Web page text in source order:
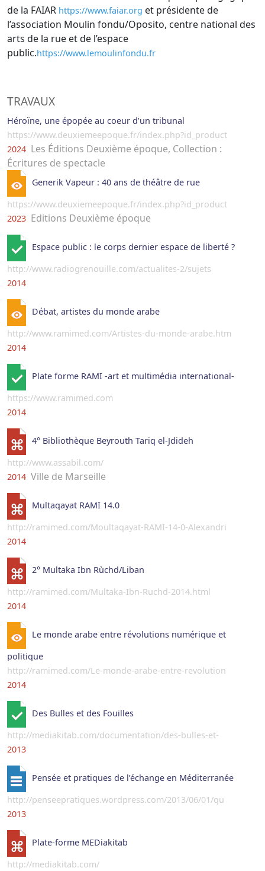
de la FAIAR https://www.faiar.org et présidente de
l’association Moulin fondu/Oposito, centre national des
arts de la rue et de l’espace
public.https://www.lemoulinfondu.fr
TRAVAUX
Héroïne, une épopée au coeur d’un tribunal
https://www.deuxiemeepoque.fr/index.php?id_product
2024 Les Éditions Deuxième époque, Collection :
Écritures de spectacle
Generik Vapeur : 40 ans de théâtre de rue
https://www.deuxiemeepoque.fr/index.php?id_product
2023 Editions Deuxième époque
Espace public : le corps dernier espace de liberté ?
http://www.radiogrenouille.com/actualites-2/sujets
2014
Débat, artistes du monde arabe
http://www.ramimed.com/Artistes-du-monde-arabe.htm
2014
Plate forme RAMI -art et multimédia international-
https://www.ramimed.com
2014
4° Bibliothèque Beyrouth Tariq el-Jdideh
http://www.assabil.com/
2014 Ville de Marseille
Multaqayat RAMI 14.0
http://ramimed.com/Moultaqayat-RAMI-14-0-Alexandri
2014
2° Multaka Ibn Rùchd/Liban
http://ramimed.com/Multaka-Ibn-Ruchd-2014.html
2014
Le monde arabe entre révolutions numérique et
politique
http://ramimed.com/Le-monde-arabe-entre-revolution
2014
Des Bulles et des Fouilles
http://mediakitab.com/documentation/des-bulles-et-
2013
Pensée et pratiques de l’échange en Méditerranée
http://penseepratiques.wordpress.com/2013/06/01/qu
2013
Plate-forme MEDiakitab
http://mediakitab.com/